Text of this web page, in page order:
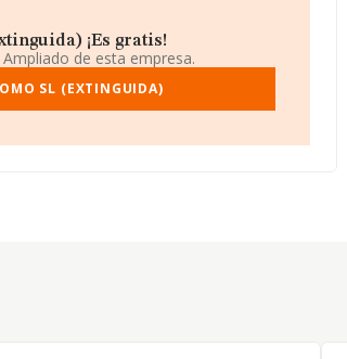
¡Es gratis!
de esta empresa.
SL (EXTINGUIDA)